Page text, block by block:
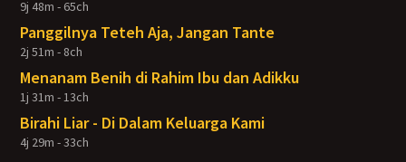
9j 48m - 65ch
Panggilnya Teteh Aja, Jangan Tante
2j 51m - 8ch
Menanam Benih di Rahim Ibu dan Adikku
1j 31m - 13ch
Birahi Liar - Di Dalam Keluarga Kami
4j 29m - 33ch